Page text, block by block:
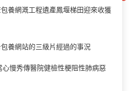
養網溉工程遺產鳳堰梯田迎來收獲
養網站的三級片經過的事況
心慢秀傳醫院健檢性梗阻性肺病惡